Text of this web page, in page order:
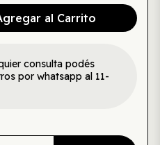
al Carrito
consulta podés
por whatsapp al 11-